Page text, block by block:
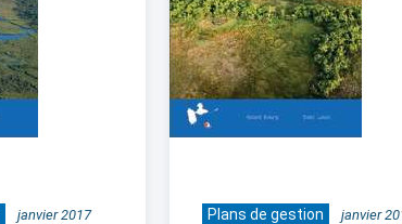
janvier 2017 Plans de gestion janvier